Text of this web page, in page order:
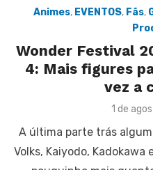
Animes, EVENTOS, Fãs,
Wonder Festival
4: Mais figures
vez a
Posted
1 de
A última parte trás
Volks, Kaiyodo,